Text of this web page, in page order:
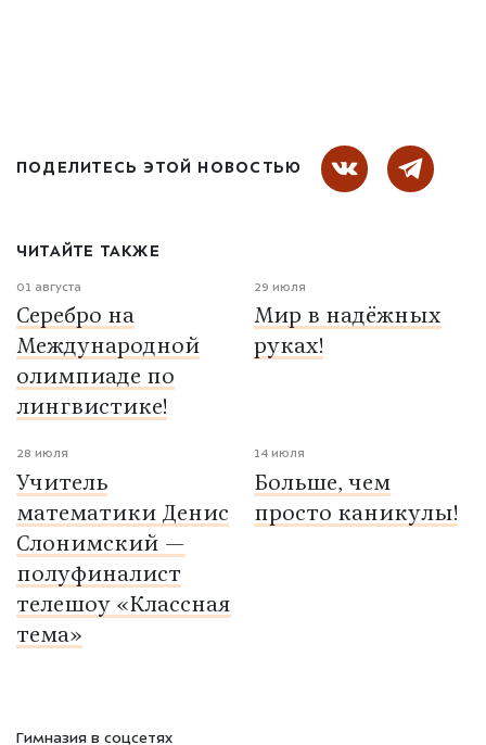
ПОДЕЛИТЕСЬ ЭТОЙ НОВОСТЬЮ
ЧИТАЙТЕ ТАКЖЕ
01 августа
Серебро на
Международной
олимпиаде по
лингвистике!
29 июля
Мир в надёжных
руках!
28 июля
Учитель
математики Денис
Слонимский —
полуфиналист
телешоу «Классная
тема»
14 июля
Больше, чем
просто каникулы!
Гимназия в соцсетях